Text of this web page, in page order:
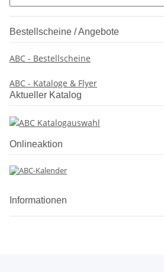
Bestellscheine / Angebote
ABC - Bestellscheine
ABC - Kataloge & Flyer
Aktueller Katalog
Onlineaktion
Informationen